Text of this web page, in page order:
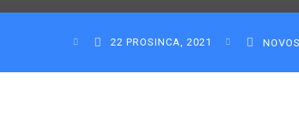
22 PROSINCA, 2021